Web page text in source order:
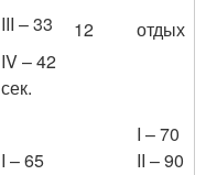
III – 33
IV – 42
сек.
12 отдых
I – 65
I – 70
II – 90